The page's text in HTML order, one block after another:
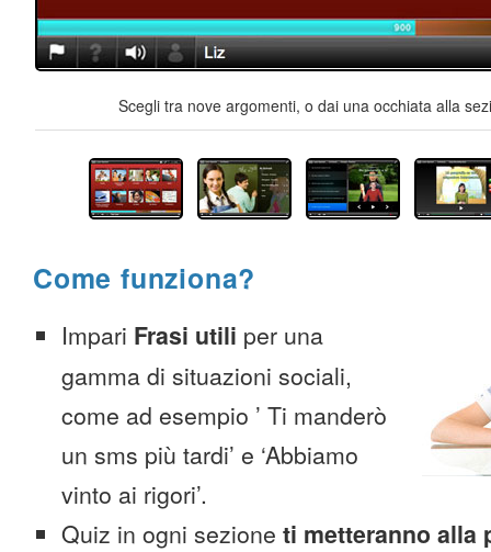
Scegli tra nove argomenti, o dai una occhiata alla
Come funziona?
Impari Frasi utili per una
gamma di situazioni sociali,
come ad esempio ’ Ti manderò
un sms più tardi’ e ‘Abbiamo
vinto ai rigori’.
Quiz in ogni sezione ti metteranno alla